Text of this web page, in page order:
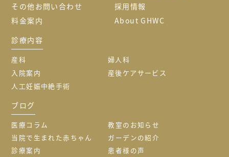
その他お問い合わせ
採用情報
料金案内
About GHWC
診療内容
産科
婦人科
入院案内
産後ケアサービス
人工妊娠中絶手術
ブログ
医療コラム
教室のお知らせ
当院で生まれた赤ちゃん
ガーデンの紹介
診療案内
患者様の声